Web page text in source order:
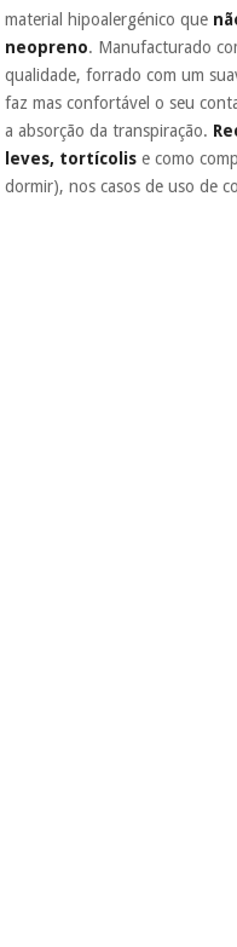
material hipoalergénico que
neopreno. Manufacturado
qualidade, forrado com um
faz mas confortável o seu
a absorção da transpiração.
leves, tortícolise como
dormir), nos casos de uso de